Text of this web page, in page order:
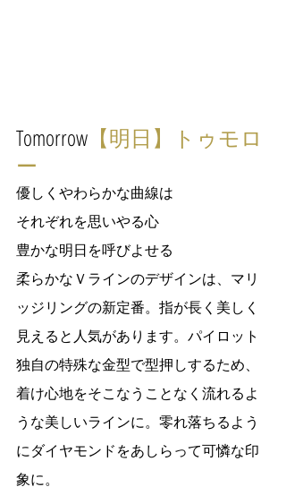
Tomorrow 【明日】トゥモロ
ー
優しくやわらかな曲線は
それぞれを思いやる心
豊かな明日を呼びよせる
柔らかなＶラインのデザインは、マリ
ッジリングの新定番。指が長く美しく
見えると人気があります。パイロット
独自の特殊な金型で型押しするため、
着け心地をそこなうことなく流れるよ
うな美しいラインに。零れ落ちるよう
にダイヤモンドをあしらって可憐な印
象に。